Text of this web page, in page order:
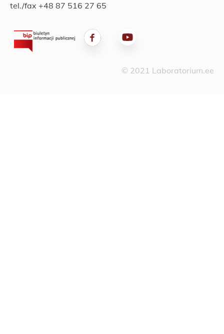
tel./fax +48 87 516 27 65
© 2021 Laboratorium.ee